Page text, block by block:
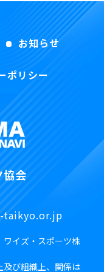
お知らせ
ポリシー
協会
taikyo.or.jp
ワイズ・スポーツ株
び組織上、関係は